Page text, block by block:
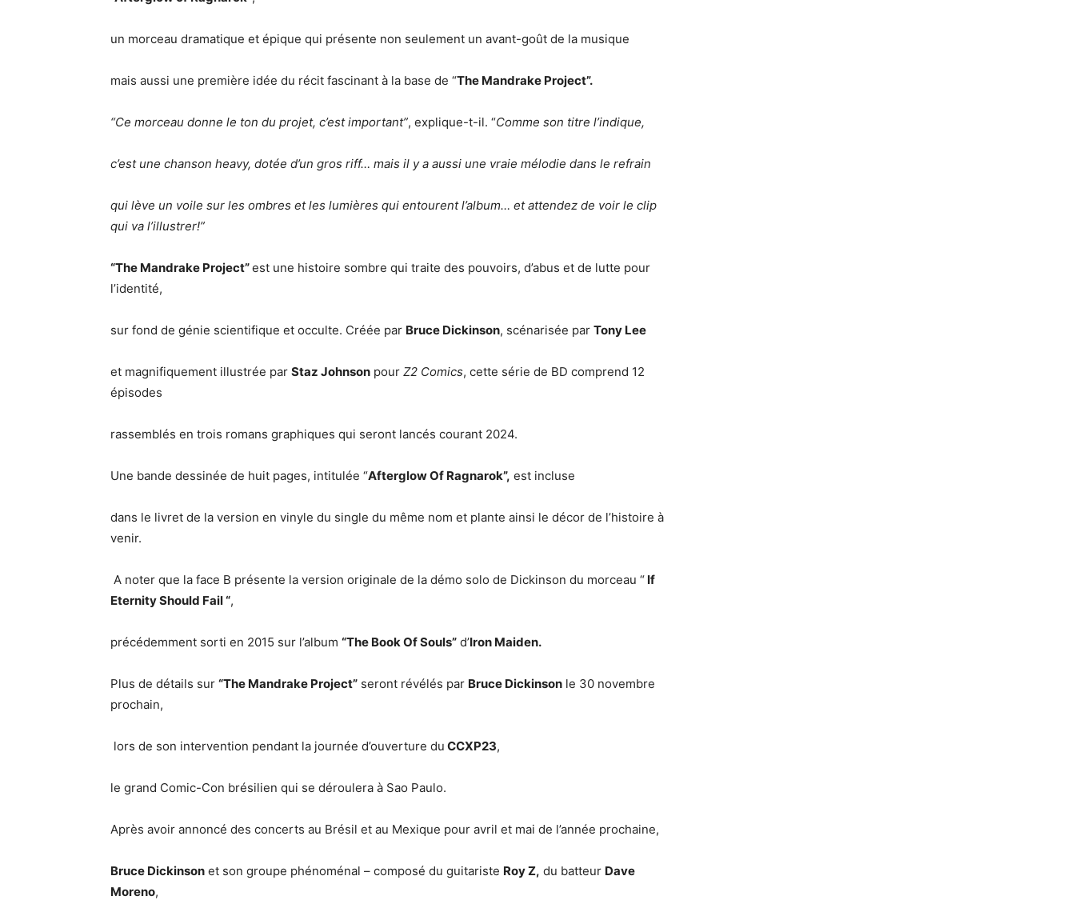
un morceau dramatique et épique qui présente non seulement un avant-goût de la musique
mais aussi une première idée du récit fascinant à la base de “The Mandrake Project”.
“Ce morceau donne le ton du projet, c’est important”, explique-t-il. “Comme son titre l’indique,
c’est une chanson heavy, dotée d’un gros riff… mais il y a aussi une vraie mélodie dans le refrain
qui lève un voile sur les ombres et les lumières qui entourent l’album… et attendez de voir le clip
qui va l’illustrer!”
“The Mandrake Project”est une histoire sombre qui traite des pouvoirs, d’abus et de lutte pour
l’identité,
sur fond de génie scientifique et occulte. Créée par Bruce Dickinson, scénarisée par Tony Lee
et magnifiquement illustrée par Staz Johnson pour Z2 Comics, cette série de BD comprend 12
épisodes
rassemblés en trois romans graphiques qui seront lancés courant 2024.
Une bande dessinée de huit pages, intitulée “Afterglow Of Ragnarok”, est incluse
dans le livret de la version en vinyle du single du même nom et plante ainsi le décor de l’histoire à
venir.
A noter que la face B présente la version originale de la démo solo de Dickinson du morceau “ If
Eternity Should Fail “,
précédemment sorti en 2015 sur l’album “The Book Of Souls” d’Iron Maiden.
Plus de détails sur “The Mandrake Project” seront révélés par Bruce Dickinson le 30 novembre
prochain,
lors de son intervention pendant la journée d’ouverture du CCXP23,
le grand Comic-Con brésilien qui se déroulera à Sao Paulo.
Après avoir annoncé des concerts au Brésil et au Mexique pour avril et mai de l’année prochaine,
Bruce Dickinson et son groupe phénoménal – composé du guitariste Roy Z, du batteur Dave
Moreno,